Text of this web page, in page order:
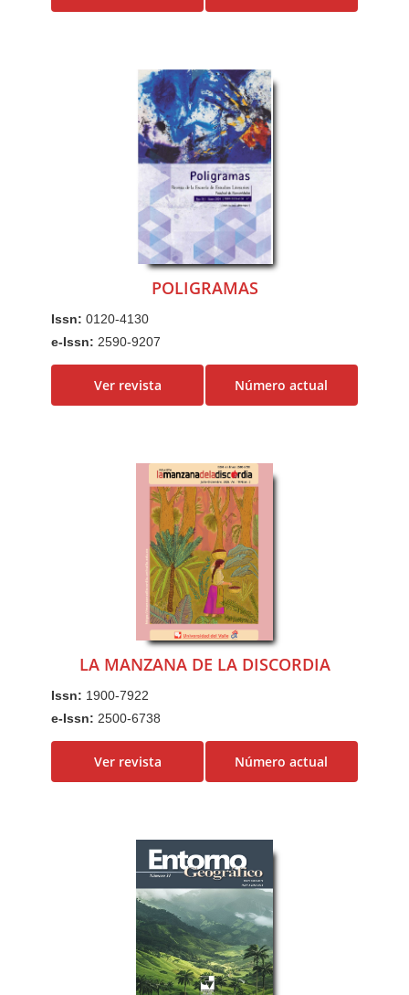
POLIGRAMAS
Issn:0120-4130
e-Issn: 2590-9207
Ver revista Número actual
LA MANZANA DE LA DISCORDIA
Issn: 1900-7922
e-Issn: 2500-6738
Ver revista Número actual